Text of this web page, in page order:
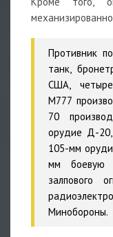
Противник
танк,
США,
М777
70
орудие Д-
105-мм
мм боевую
залпового
Минобороны.